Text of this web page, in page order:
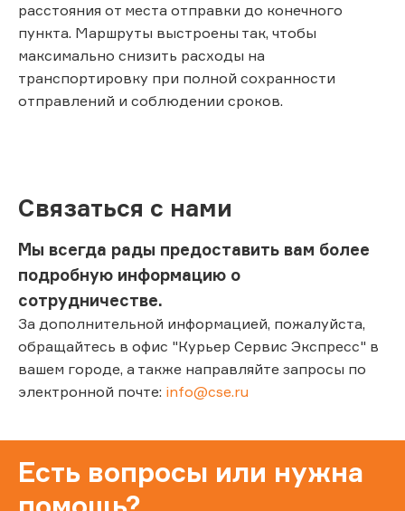
расстояния от места отправки до конечного
пункта. Маршруты выстроены так, чтобы
максимально снизить расходы на
транспортировку при полной сохранности
отправлений и соблюдении сроков.
Связаться с нами
Мы всегда рады предоставить вам более
подробную информацию о
сотрудничестве.
За дополнительной информацией, пожалуйста,
обращайтесь в офис "Курьер Сервис Экспресс" в
вашем городе, а также направляйте запросы по
электронной почте: info@cse.ru
Есть вопросы или нужна